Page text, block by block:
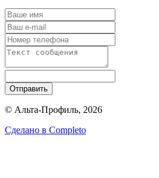
Отправить
© Альта-Профиль, 2026
Сделано в Completo